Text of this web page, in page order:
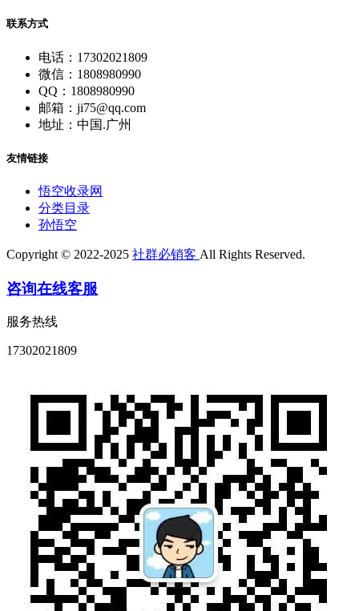
联系方式
电话：17302021809
微信：1808980990
QQ：1808980990
邮箱：ji75@qq.com
地址：中国.广州
友情链接
悟空收录网
分类目录
孙悟空
Copyright © 2022-2025 社群必销客 All Rights Reserved.
咨询在线客服
服务热线
17302021809